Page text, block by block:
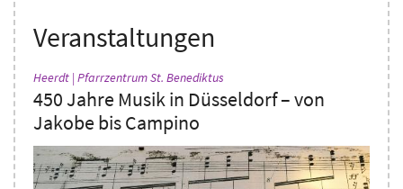
Veranstaltungen
Heerdt | Pfarrzentrum St. Benediktus
450 Jahre Musik in Düsseldorf – von
Jakobe bis Campino